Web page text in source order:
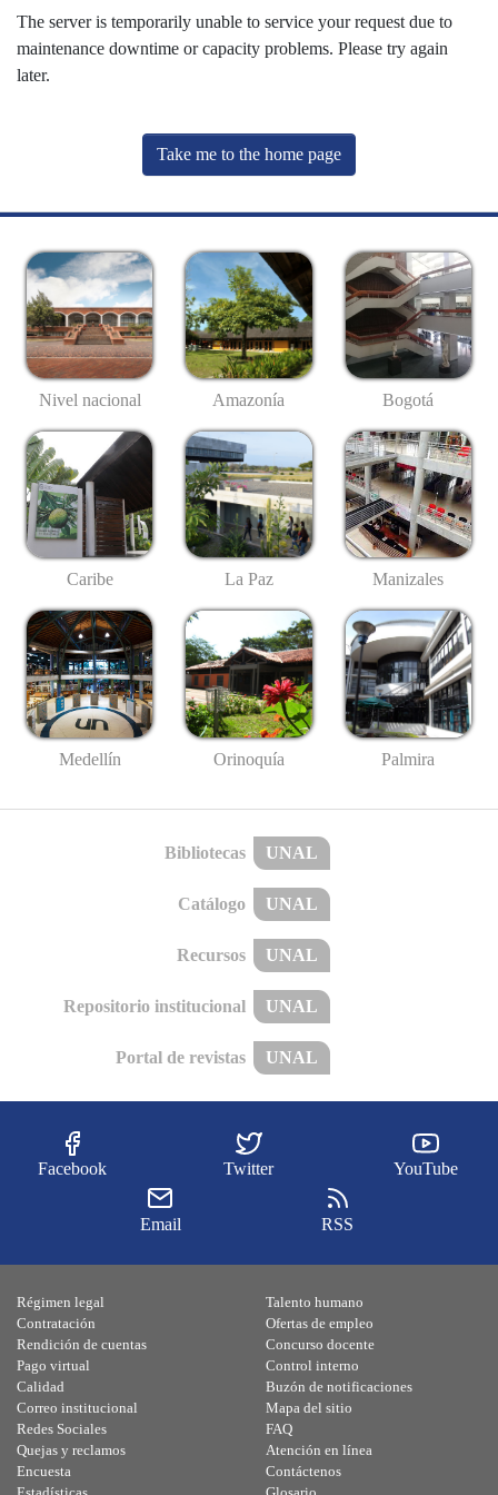
The server is temporarily unable to service your request due to
maintenance downtime or capacity problems. Please try again
later.
Take me to the home page
Nivel nacional Amazonía Bogotá
Caribe La Paz Manizales
Medellín Orinoquía Palmira
Bibliotecas UNAL
Catálogo UNAL
Recursos UNAL
Repositorio institucional UNAL
Portal de revistas UNAL
Facebook Twitter YouTube
Email RSS
Régimen legal
Contratación
Rendición de cuentas
Pago virtual
Calidad
Talento humano
Ofertas de empleo
Concurso docente
Control interno
Buzón de notificaciones
Correo institucional
Redes Sociales
Quejas y reclamos
Encuesta
Mapa del sitio
FAQ
Atención en línea
Contáctenos